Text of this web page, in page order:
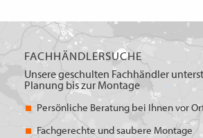
FACHHÄNDLERSUCHE
Unsere geschulten Fachhändler
Planung bis zur Montage
Persönliche Beratung bei Ihnen vor
Fachgerechte und saubere Montage